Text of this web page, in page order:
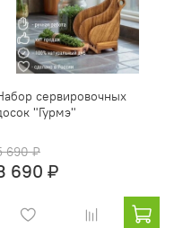
сервировочных
"Гурмэ"
690 ₽
690 ₽